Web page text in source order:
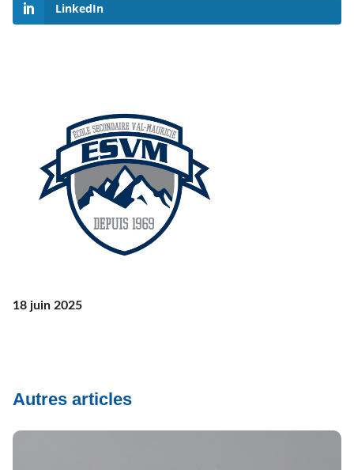
LinkedIn
18 juin 2025
Autres articles